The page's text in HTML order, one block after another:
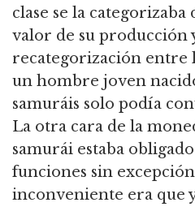
clase se la
valor de su producción
recategorización entre
un hombre joven
samuráis solo podía
La otra cara de la
samurái estaba
funciones sin
inconveniente era que